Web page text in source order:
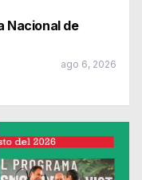
Nacional de
ago 6, 2026